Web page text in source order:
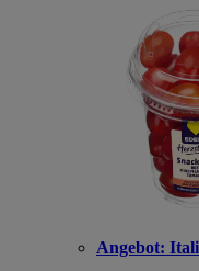
Angebot: